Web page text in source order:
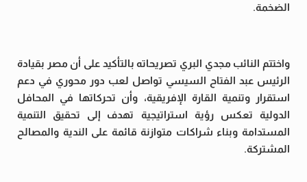
الضخمة.
واختتم النائب مجدي البري تصريحاته بالتأكيد على أن مصر بقيادة
الرئيس عبد الفتاح السيسي تواصل لعب دور محوري في دعم
استقرار وتنمية القارة الإفريقية، وأن تحركاتها في المحافل
الدولية تعكس رؤية استراتيجية تهدف إلى تحقيق التنمية
المستدامة وبناء شراكات متوازنة قائمة على الندية والمصالح
المشتركة.